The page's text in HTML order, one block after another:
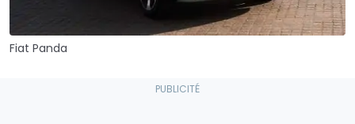
Fiat Panda